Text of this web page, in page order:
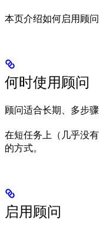
本页介绍如何启用顾
何时使用顾问
顾问适合长期、多步
在短任务上（几乎没
的方式。
启用顾问